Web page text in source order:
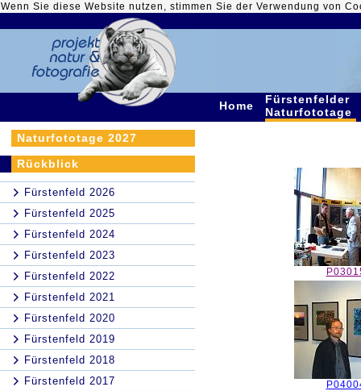
Wenn Sie diese Website nutzen, stimmen Sie der Verwendung von
Home
Fürstenfelder
Naturfototage
Naturfototage 2027
Rückblick
Fürstenfeld 2026
Fürstenfeld 2025
Fürstenfeld 2024
Fürstenfeld 2023
Fürstenfeld 2022
Fürstenfeld 2021
Fürstenfeld 2020
Fürstenfeld 2019
Fürstenfeld 2018
Fürstenfeld 2017